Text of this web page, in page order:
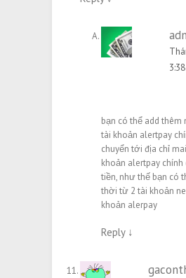
bạn có thể add
tài khoản alertpay
chuyển tới địa chỉ
khoản alertpay
tiền, như thế bạn có
thời từ 2 tài khoản
khoản alerpay
Reply ↓